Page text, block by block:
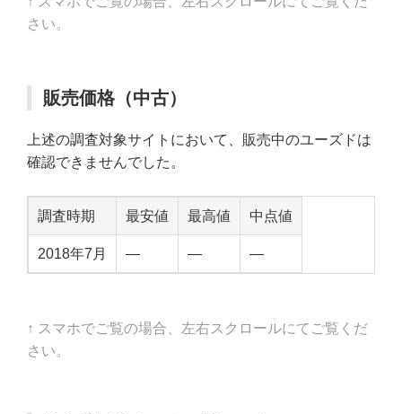
さい。
販売価格（中古）
上述の調査対象サイトにおいて、販売中のユーズドは
確認できませんでした。
調査時期 最安値 最高値 中点値
2018年7月 — — —
↑ スマホでご覧の場合、左右スクロールにてご覧くだ
さい。